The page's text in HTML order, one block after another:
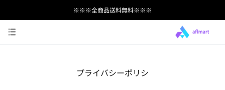
※※※全商品送料無料※※※
プライバシーポリシ